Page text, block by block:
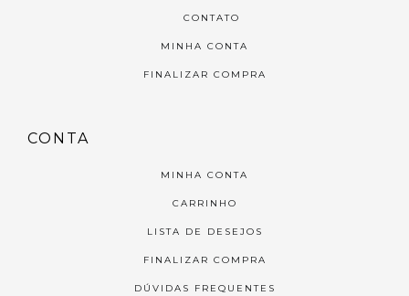
CONTATO
MINHA CONTA
FINALIZAR COMPRA
CONTA
MINHA CONTA
CARRINHO
LISTA DE DESEJOS
FINALIZAR COMPRA
DÚVIDAS FREQUENTES